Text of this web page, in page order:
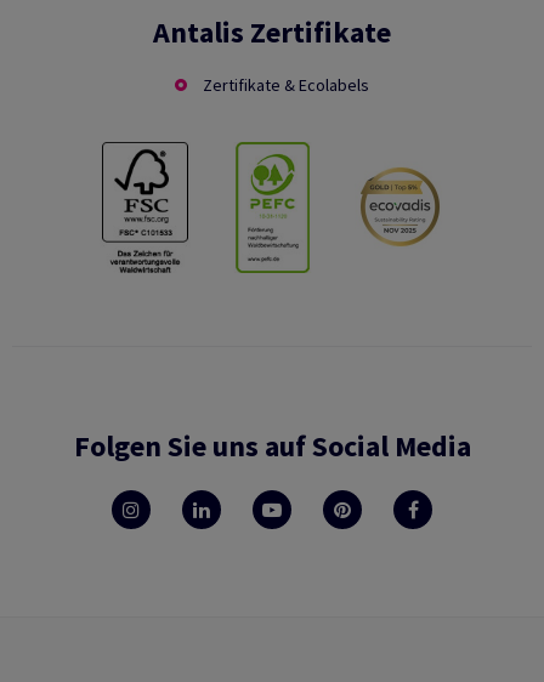
Antalis Zertifikate
Zertifikate & Ecolabels
Folgen Sie uns auf Social Media